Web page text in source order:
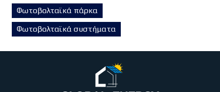
Φωτοβολταϊκά πάρκα
Φωτοβολταϊκά συστήματα